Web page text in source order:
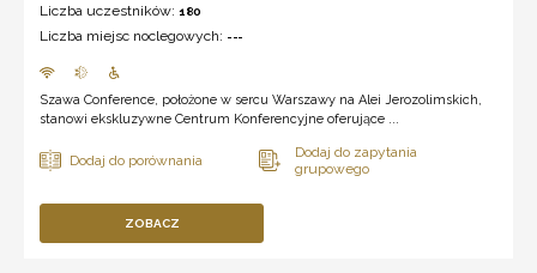
Liczba uczestników: 180
Liczba miejsc noclegowych: ---
Szawa Conference, położone w sercu Warszawy na Alei Jerozolimskich,
stanowi ekskluzywne Centrum Konferencyjne oferujące ...
ZOBACZ